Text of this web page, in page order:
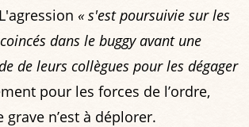
« s'est poursuivie sur les
dans le buggy avant une
de leurs collègues pour les dégager
pour les forces de l’ordre,
n’est à déplorer.